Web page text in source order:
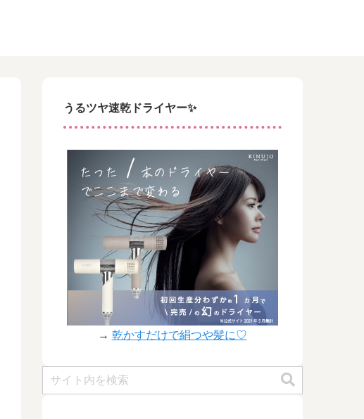
うるツヤ速乾ドライヤー✨
→ 乾かすだけで絹つや髪に♡